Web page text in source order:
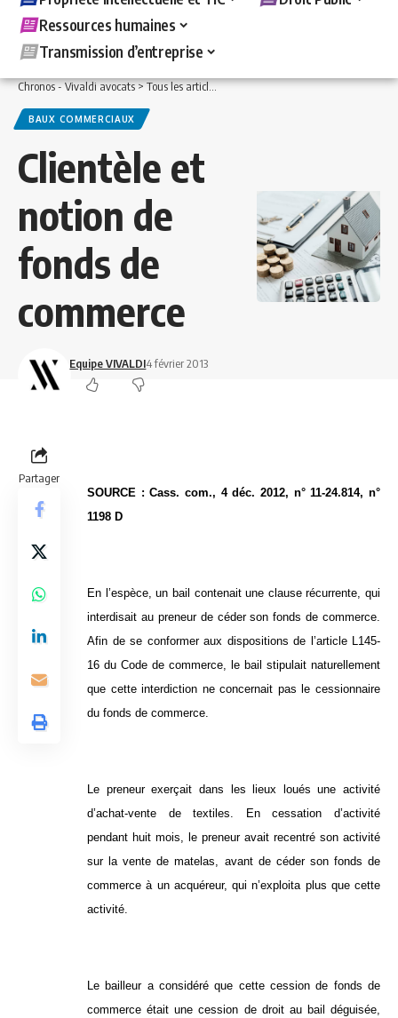
Ressources humaines
Transmission d’entreprise
Chronos - Vivaldi avocats>Tous les articles >Immobilier>Baux commerciaux>
BAUX COMMERCIAUX
Clientèle et
notion de
fonds de
commerce
Equipe VIVALDI4 février 2013
Partager
SOURCE : Cass. com., 4 déc. 2012, n° 11-24.814, n°
1198 D
En l’espèce, un bail contenait une clause récurrente, qui
interdisait au preneur de céder son fonds de commerce.
Afin de se conformer aux dispositions de l’article L145-
16 du Code de commerce, le bail stipulait naturellement
que cette interdiction ne concernait pas le cessionnaire
du fonds de commerce.
Le preneur exerçait dans les lieux loués une activité
d’achat-vente de textiles. En cessation d’activité
pendant huit mois, le preneur avait recentré son activité
sur la vente de matelas, avant de céder son fonds de
commerce à un acquéreur, qui n’exploita plus que cette
activité.
Le bailleur a considéré que cette cession de fonds de
commerce était une cession de droit au bail déguisée,